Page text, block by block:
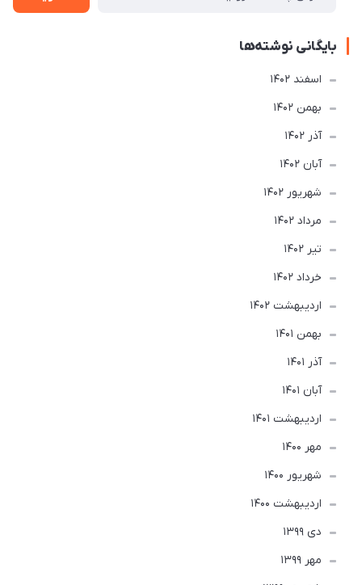
بایگانی نوشته‌ها
اسفند 1402
بهمن 1402
آذر 1402
آبان 1402
شهریور 1402
مرداد 1402
تير 1402
خرداد 1402
ارديبهشت 1402
بهمن 1401
آذر 1401
آبان 1401
ارديبهشت 1401
مهر 1400
شهریور 1400
ارديبهشت 1400
دی 1399
مهر 1399